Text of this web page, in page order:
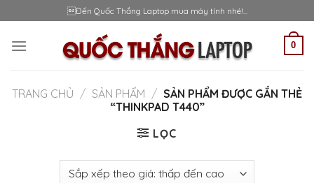
to
content
Đến Quốc Thắng Laptop mua máy tính nhé!...
0
TRANG CHỦ / SẢN PHẨM / SẢN PHẨM ĐƯỢC GẮN THẺ
“THINKPAD T440”
LỌC